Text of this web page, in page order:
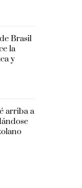
Brasil
la
y
arriba a